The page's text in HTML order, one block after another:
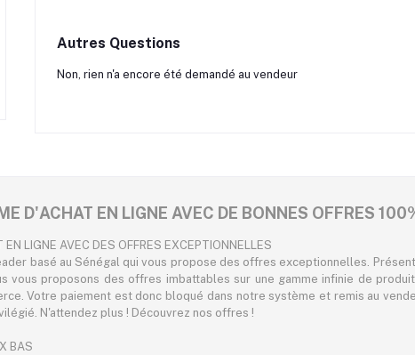
Autres Questions
Non, rien n'a encore été demandé au vendeur
D'ACHAT EN LIGNE AVEC DE BONNES OFFRES
LIGNE AVEC DES OFFRES EXCEPTIONNELLES
basé au Sénégal qui vous propose des offres exceptionnelles.
vous proposons des offres imbattables sur une gamme infinie de
Votre paiement est donc bloqué dans notre système et remis au
N'attendez plus ! Découvrez nos offres !
BAS